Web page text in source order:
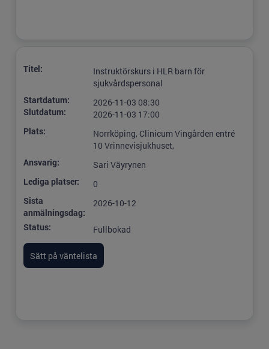
Titel:
Instruktörskurs i HLR barn för
sjukvårdspersonal
Startdatum:
Slutdatum:
2026-11-03 08:30
2026-11-03 17:00
Plats:
Norrköping, Clinicum Vingården entré
10 Vrinnevisjukhuset,
Ansvarig:
Sari Väyrynen
Lediga platser:
0
Sista
anmälningsdag:
2026-10-12
Status: Fullbokad